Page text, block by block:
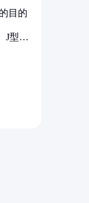
目的
J型、